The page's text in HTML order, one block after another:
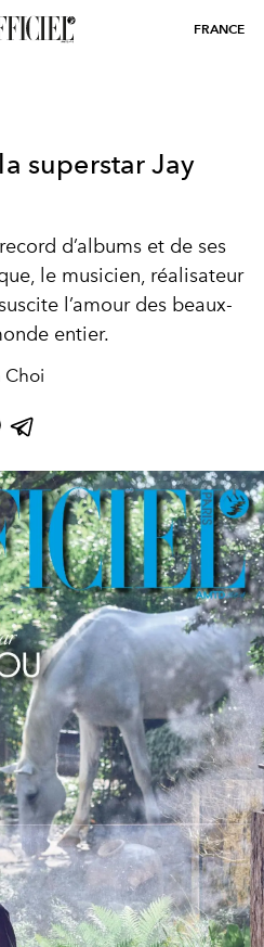
FRANCE
superstar Jay
d’albums et de ses
le musicien, réalisateur
l’amour des beaux-
entier.
Choi